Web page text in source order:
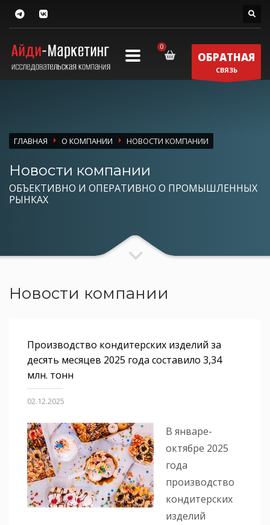
ОБРАТНАЯ
СВЯЗЬ
ГЛАВНАЯ О КОМПАНИИ НОВОСТИ КОМПАНИИ
Новости компании
ОБЪЕКТИВНО И ОПЕРАТИВНО О ПРОМЫШЛЕННЫХ
РЫНКАХ
Новости компании
Производство кондитерских изделий за
десять месяцев 2025 года составило 3,34
млн. тонн
02.12.2025
В январе-
октябре 2025
года
производство
кондитерских
изделий